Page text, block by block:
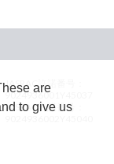
JASRAC許諾番号：
9024936001Y45037
JASRAC許諾番号：
are
to give us